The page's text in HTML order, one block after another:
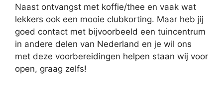
Naast ontvangst met koffie/thee en vaak wat
lekkers ook een mooie clubkorting. Maar heb jij
goed contact met bijvoorbeeld een tuincentrum
in andere delen van Nederland en je wil ons
met deze voorbereidingen helpen staan wij voor
open, graag zelfs!